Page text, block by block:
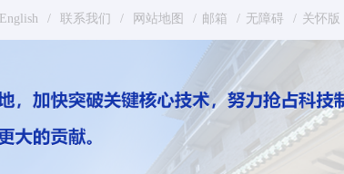
English / 联系我们 / 网站地图 / 邮箱 / 无障碍 / 关怀版